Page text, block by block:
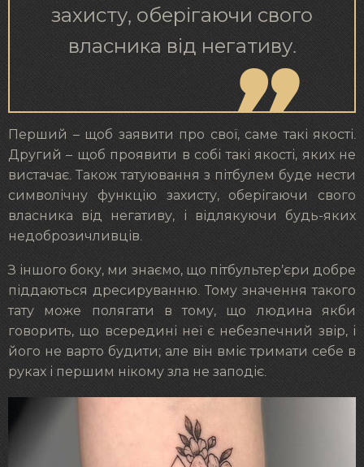
захисту, оберігаючи свого
власника від негативу.
Перший – щоб заявити про свої, саме такі якості.
Другий – щоб проявити в собі такі якості, яких не
вистачає. Також татуювання з пітбулем буде нести
символічну функцію захисту, оберігаючи свого
власника від негативу, і відлякуючи будь-яких
недоброзичливців.
З іншого боку, ми знаємо, що пітбультер’єри добре
піддаються дресируванню. Тому значення такого
тату може полягати в тому, що людина якби
говорить, що всередині неї є небезпечний звір, і
його не варто будити; але він вміє тримати себе в
руках і першим нікому зла не заподіє.